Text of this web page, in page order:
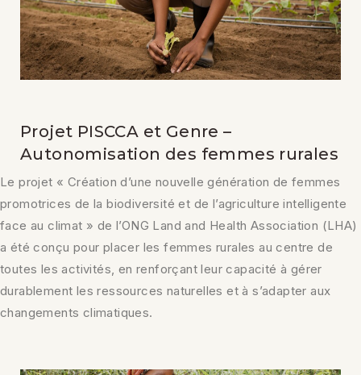
Projet PISCCA et Genre –
Autonomisation des femmes rurales
Le projet « Création d’une nouvelle génération de femmes
promotrices de la biodiversité et de l’agriculture intelligente
face au climat » de l’ONG Land and Health Association (LHA)
a été conçu pour placer les femmes rurales au centre de
toutes les activités, en renforçant leur capacité à gérer
durablement les ressources naturelles et à s’adapter aux
changements climatiques.